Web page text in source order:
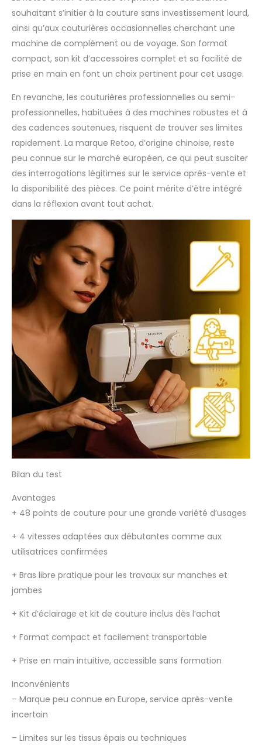
outil universel qui
s'adapte à tous les
niveaux de
compétence.
souhaitant s’initier à la couture sans investissement lourd,
ainsi qu’aux couturières occasionnelles cherchant une
machine de complément ou de voyage. Son format
compact, son kit d’accessoires complet et sa facilité de
prise en main en font un choix pertinent pour cet usage.
En revanche, les couturières professionnelles ou semi-
professionnelles, habituées à des machines robustes et à
des cadences soutenues, risquent de trouver ses limites
rapidement. La marque Retoo, d’origine chinoise, reste
peu connue sur le marché européen, ce qui peut susciter
des interrogations légitimes sur le service après-vente et
la disponibilité des pièces. Ce point mérite d’être intégré
dans la réflexion avant tout achat.
Bilan du test
Avantages
+ 48 points de couture pour une grande variété d’usages
+ 4 vitesses adaptées aux débutantes comme aux
utilisatrices confirmées
+ Bras libre pratique pour les travaux sur manches et
jambes
+ Kit d’éclairage et kit de couture inclus dès l’achat
+ Format compact et facilement transportable
+ Prise en main intuitive, accessible sans formation
Inconvénients
– Marque peu connue en Europe, service après-vente
incertain
– Limites sur les tissus épais ou techniques